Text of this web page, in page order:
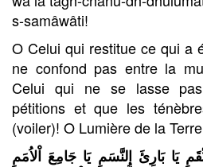
s-samâwâti!
O Celui qui restitue ce qui a
ne confond pas entre la
Celui qui ne se lasse
pétitions et que les
(voiler)! O Lumière de la
يَا بَارِئَ النَّسَمِ يَا جَامِعَ اْلاُمَمِ